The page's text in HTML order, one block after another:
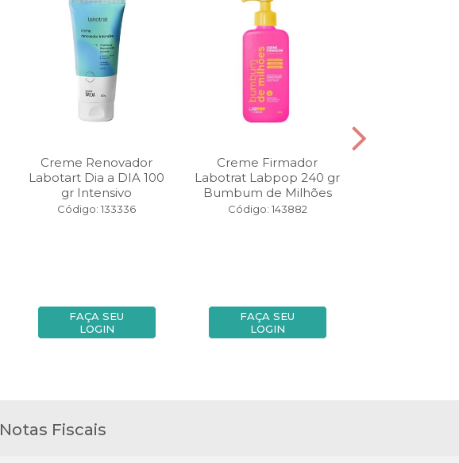
Creme Renovador
Labotart Dia a DIA 100
gr Intensivo
Código: 133336
FAÇA SEU
LOGIN
Creme Firmador
Labotrat Labpop 240 gr
Bumbum de Milhões
Código: 143882
FAÇA SEU
LOGIN
Notas Fiscais